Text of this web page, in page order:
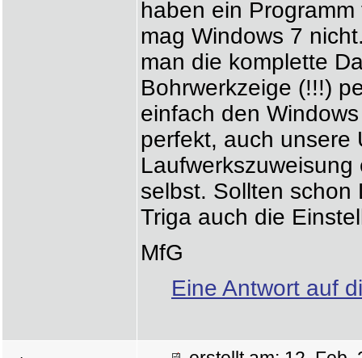
haben ein
mag Windows 7
man die komplette
Bohrwerkzeige (!!!)
einfach den
perfekt, auch
selbst. Sollten schon
Triga auch die
MfG
Eine Antwort auf